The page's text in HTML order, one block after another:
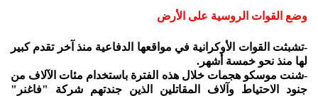
وضع القوات الروسية على الأرض
-تشبثت القوات الأوكرانية في مواقعها الدفاعية منذ آخر تقدم كبير
لها منذ نحو خمسة أشهر.
-شنت موسكو هجمات خلال هذه الفترة باستخدام مئات الآلاف من
جنود الاحتياط وآلاف المقاتلين الذين جندتهم شركة "فاغنر"